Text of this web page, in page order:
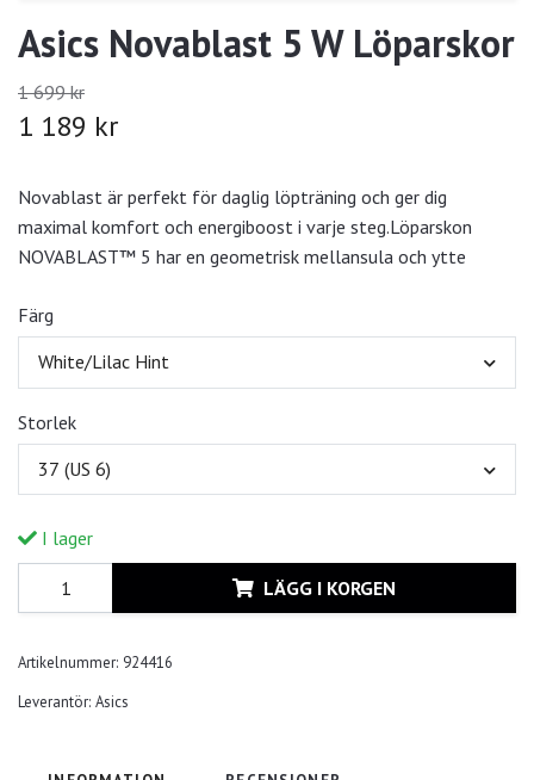
Asics Novablast 5 W Löparskor
1 699 kr
1 189 kr
Novablast är perfekt för daglig löpträning och ger dig
maximal komfort och energiboost i varje steg.Löparskon
NOVABLAST™ 5 har en geometrisk mellansula och ytte
Färg
White/Lilac Hint
Storlek
37 (US 6)
I lager
LÄGG I KORGEN
Artikelnummer: 924416
Leverantör: Asics